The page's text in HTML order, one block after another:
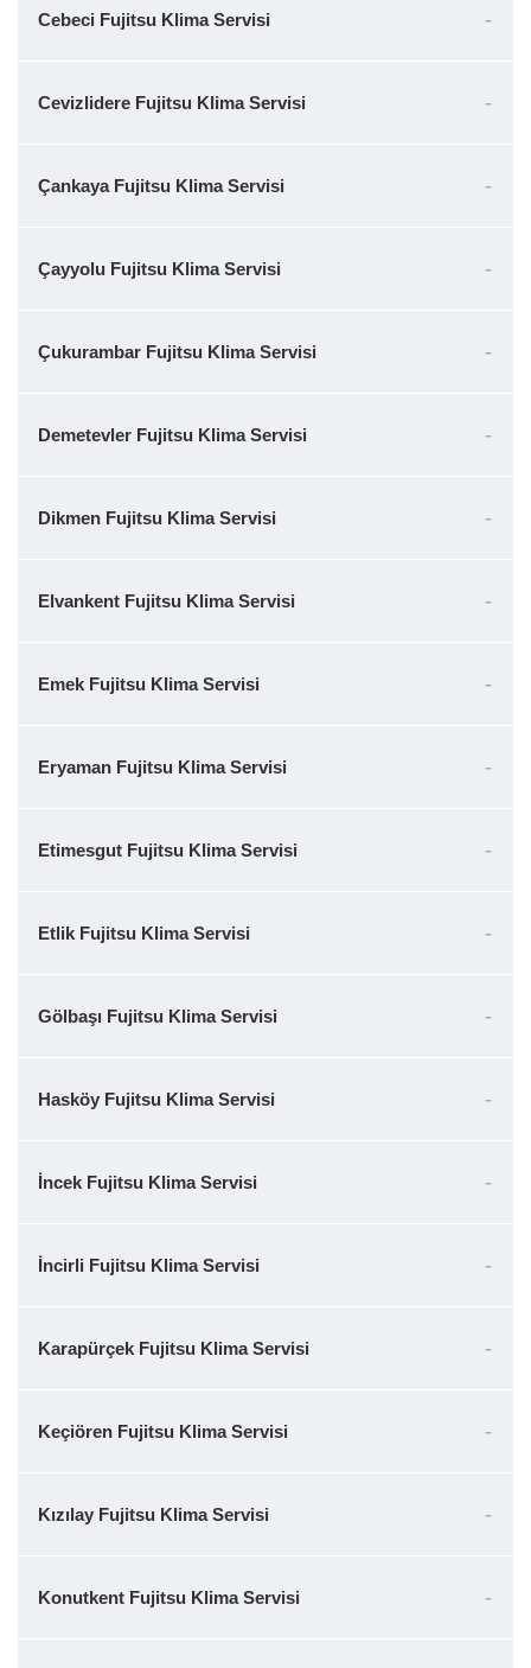
Cebeci Fujitsu Klima Servisi
Cevizlidere Fujitsu Klima Servisi
Çankaya Fujitsu Klima Servisi
Çayyolu Fujitsu Klima Servisi
Çukurambar Fujitsu Klima Servisi
Demetevler Fujitsu Klima Servisi
Dikmen Fujitsu Klima Servisi
Elvankent Fujitsu Klima Servisi
Emek Fujitsu Klima Servisi
Eryaman Fujitsu Klima Servisi
Etimesgut Fujitsu Klima Servisi
Etlik Fujitsu Klima Servisi
Gölbaşı Fujitsu Klima Servisi
Hasköy Fujitsu Klima Servisi
İncek Fujitsu Klima Servisi
İncirli Fujitsu Klima Servisi
Karapürçek Fujitsu Klima Servisi
Keçiören Fujitsu Klima Servisi
Kızılay Fujitsu Klima Servisi
Konutkent Fujitsu Klima Servisi